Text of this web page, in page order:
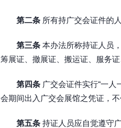
第二条 所有持广交会证件的
第三条 本办法所称持证人员
筹展证、撤展证、搬运证、服务
第四条 广交会证件实行“一
会期间出入广交会展馆之凭证，不
第五条 持证人员应自觉遵守